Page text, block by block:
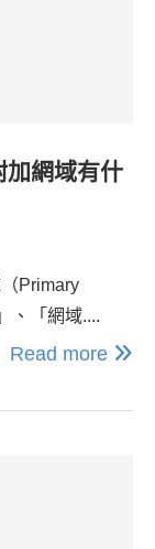
加網域有什
Primary
、「網域....
Read more